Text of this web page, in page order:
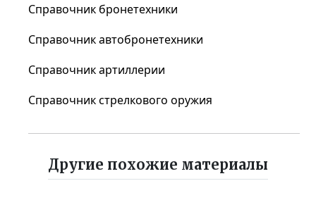
Справочник бронетехники
Справочник автобронетехники
Справочник артиллерии
Справочник стрелкового оружия
Другие похожие материалы